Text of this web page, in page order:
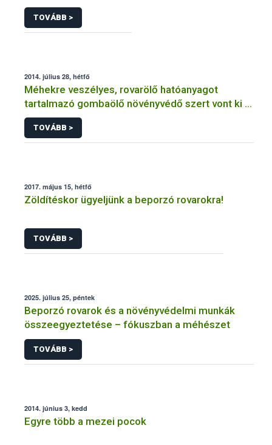
TOVÁBB >
2014. július 28, hétfő
Méhekre veszélyes, rovarölő hatóanyagot
tartalmazó gombaölő növényvédő szert vont ki a
forgalomból a NÉBIH
TOVÁBB >
2017. május 15, hétfő
Zöldítéskor ügyeljünk a beporzó rovarokra!
TOVÁBB >
2025. július 25, péntek
Beporzó rovarok és a növényvédelmi munkák
összeegyeztetése – fókuszban a méhészet
TOVÁBB >
2014. június 3, kedd
Egyre több a mezei pocok